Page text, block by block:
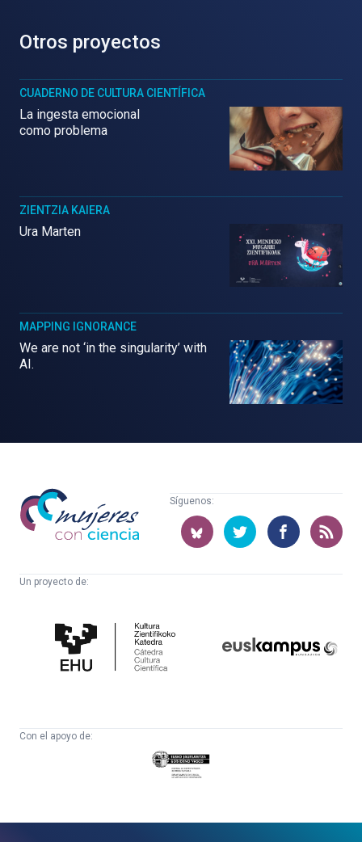
Otros proyectos
CUADERNO DE CULTURA CIENTÍFICA
La ingesta emocional
como problema
ZIENTZIA KAIERA
Ura Marten
MAPPING IGNORANCE
We are not ‘in the singularity’ with
AI.
Mujeres
con
ciencia
Síguenos:
Un proyecto de:
Cultura
Científica
Con el apoyo de:
Eusko
Jaurlaritza